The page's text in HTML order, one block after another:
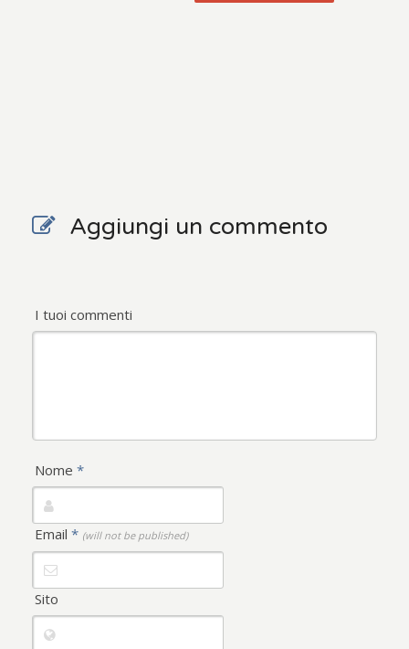
Aggiungi un commento
I tuoi commenti
Nome*
Email* (will not be published)
Sito